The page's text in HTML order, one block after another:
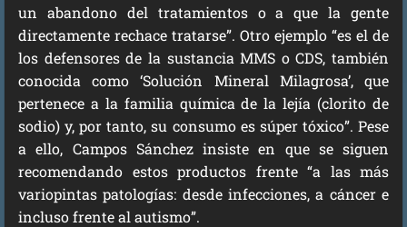
un abandono del tratamientos o a que la gente
directamente rechace tratarse”. Otro ejemplo “es el de
los defensores de la sustancia MMS o CDS, también
conocida como ‘Solución Mineral Milagrosa’, que
pertenece a la familia química de la lejía (clorito de
sodio) y, por tanto, su consumo es súper tóxico”. Pese
a ello, Campos Sánchez insiste en que se siguen
recomendando estos productos frente “a las más
variopintas patologías: desde infecciones, a cáncer e
incluso frente al autismo”.